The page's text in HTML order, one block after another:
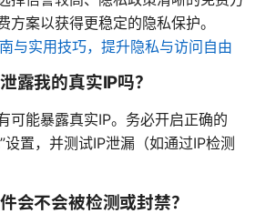
方案以获得更稳定的隐私保护。
与实用技巧，提升隐私与访问自由
露我的真实IP吗？
可能暴露真实IP。务必开启正确的
设置，并测试IP泄漏（如通过IP检测
会不会被检测或封禁？